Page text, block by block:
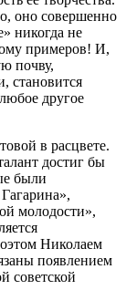
оно совершенно
никогда не
примеров! И,
почву,
становится
другое
в расцвете.
достиг бы
были
молодости»,
Николаем
появлением
советской